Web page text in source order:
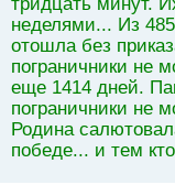
неделями... Из
отошла без
пограничники не
еще 1414 дней.
пограничники не
Родина
победе... и тем